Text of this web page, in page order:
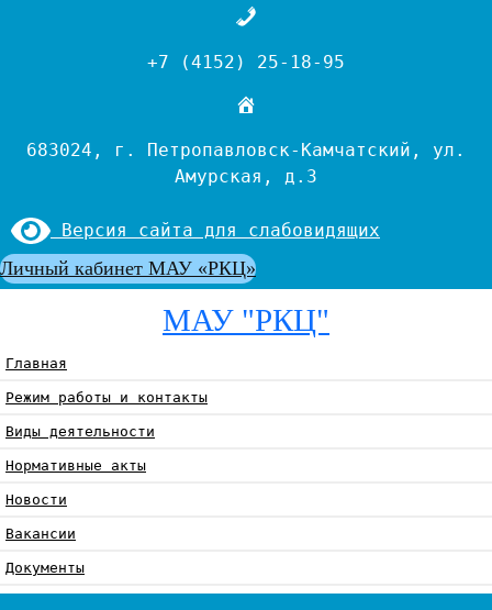
+7 (4152) 25-18-95
683024, г. Петропавловск-Камчатский, ул.
Амурская, д.3
Версия сайта для слабовидящих
Личный кабинет МАУ «РКЦ»
МАУ "РКЦ"
Главная
Режим работы и контакты
Виды деятельности
Нормативные акты
Новости
Вакансии
Документы